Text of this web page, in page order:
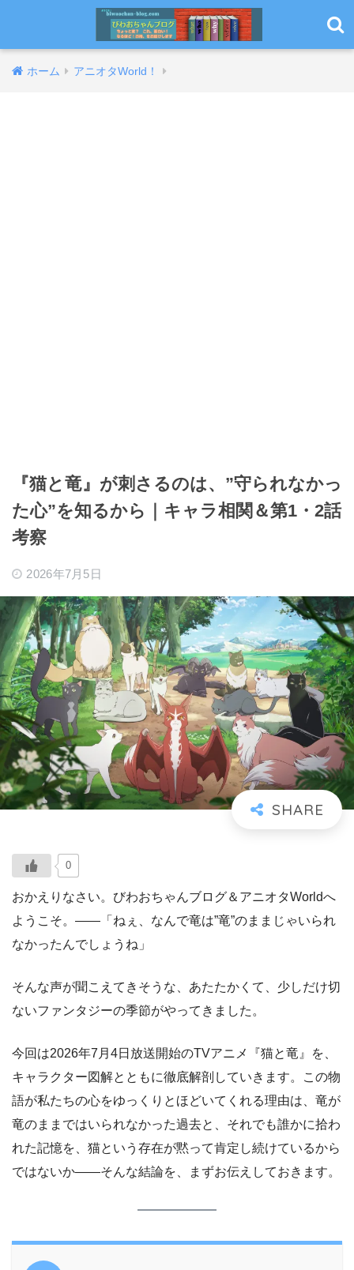
ホーム アニオタWorld！
『猫と竜』が刺さるのは、”守られなかっ
た心”を知るから｜キャラ相関＆第1・2話
考察
2026年7月5日
0
おかえりなさい。びわおちゃんブログ＆アニオタWorldへ
ようこそ。――「ねぇ、なんで竜は”竜”のままじゃいられ
なかったんでしょうね」
そんな声が聞こえてきそうな、あたたかくて、少しだけ切
ないファンタジーの季節がやってきました。
今回は2026年7月4日放送開始のTVアニメ『猫と竜』を、
キャラクター図解とともに徹底解剖していきます。この物
語が私たちの心をゆっくりとほどいてくれる理由は、竜が
竜のままではいられなかった過去と、それでも誰かに拾わ
れた記憶を、猫という存在が黙って肯定し続けているから
ではないか――そんな結論を、まずお伝えしておきます。